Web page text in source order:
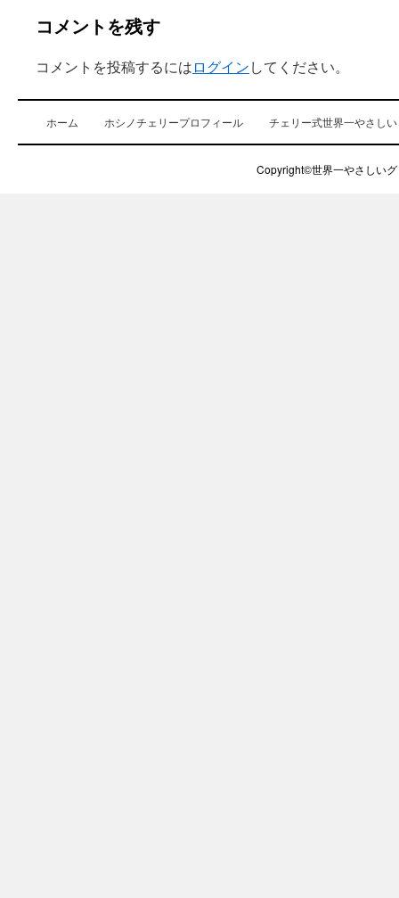
コメントを残す
コメントを投稿するにはログインしてください。
ホーム ホシノチェリープロフィール チェリー式世界一やさし
Copyright©世界一やさしい